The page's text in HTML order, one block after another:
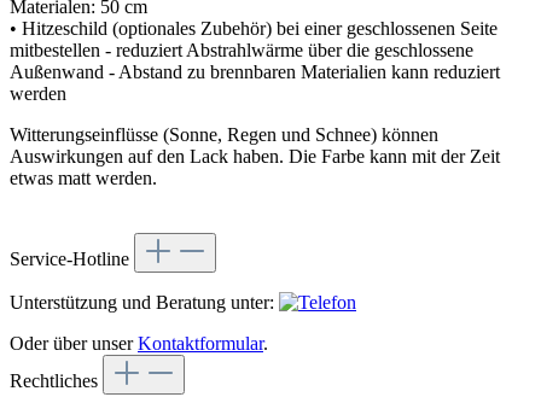
Materialen: 50 cm
• Hitzeschild (optionales Zubehör) bei einer geschlossenen Seite
mitbestellen - reduziert Abstrahlwärme über die geschlossene
Außenwand - Abstand zu brennbaren Materialien kann reduziert
werden
Witterungseinflüsse (Sonne, Regen und Schnee) können
Auswirkungen auf den Lack haben. Die Farbe kann mit der Zeit
etwas matt werden.
Service-Hotline
Unterstützung und Beratung unter:
Oder über unserKontaktformular.
Rechtliches